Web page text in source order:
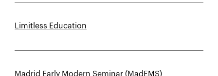
Limitless Education
Madrid Early Modern Seminar (MadEMS)